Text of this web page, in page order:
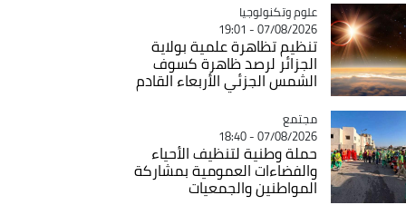
Catégorie
علوم وتكنولوجيا
07/08/2026 - 19:01
تنظيم تظاهرة علمية بولاية
الجزائر لرصد ظاهرة كسوف
الشمس الجزئي الأربعاء القادم
Catégorie
مجتمع
07/08/2026 - 18:40
حملة وطنية لتنظيف الأحياء
والفضاءات العمومية بمشاركة
المواطنين والجمعيات